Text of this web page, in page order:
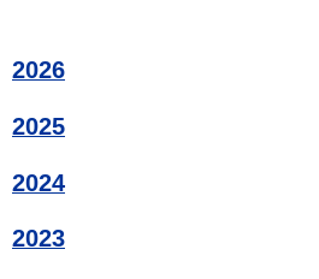
2026
2025
2024
2023